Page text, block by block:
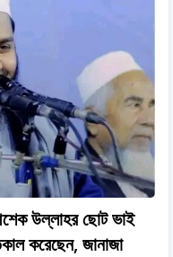
উল্লাহর ছোট ভাই
করেছেন, জানাজা